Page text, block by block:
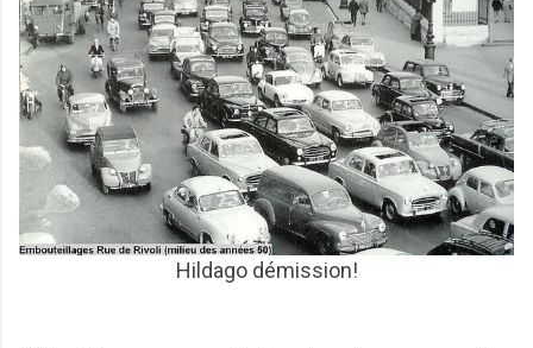
Hildago démission!